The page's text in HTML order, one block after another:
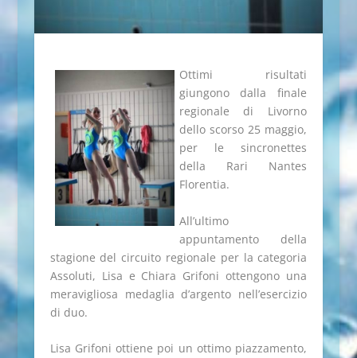
Ottimi risultati
giungono dalla finale
regionale di Livorno
dello scorso 25 maggio,
per le sincronettes
della Rari Nantes
Florentia.
All’ultimo
appuntamento della
stagione del circuito regionale per la categoria
Assoluti, Lisa e Chiara Grifoni ottengono una
meravigliosa medaglia d’argento nell’esercizio
di duo.
Lisa Grifoni ottiene poi un ottimo piazzamento,